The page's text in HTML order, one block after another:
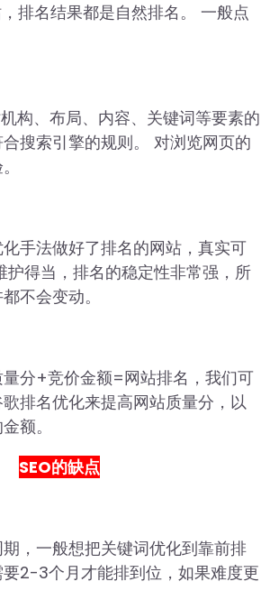
排名结果都是自然排名。 一般点
构、布局、内容、关键词等要素的
搜索引擎的规则。 对浏览网页的
手法做好了排名的网站，真实可
护得当，排名的稳定性非常强，所
不会变动。
分+竞价金额=网站排名，我们可
排名优化来提高网站质量分，以
额。
SEO的缺点
，一般想把关键词优化到靠前排
2-3个月才能排到位，如果难度更